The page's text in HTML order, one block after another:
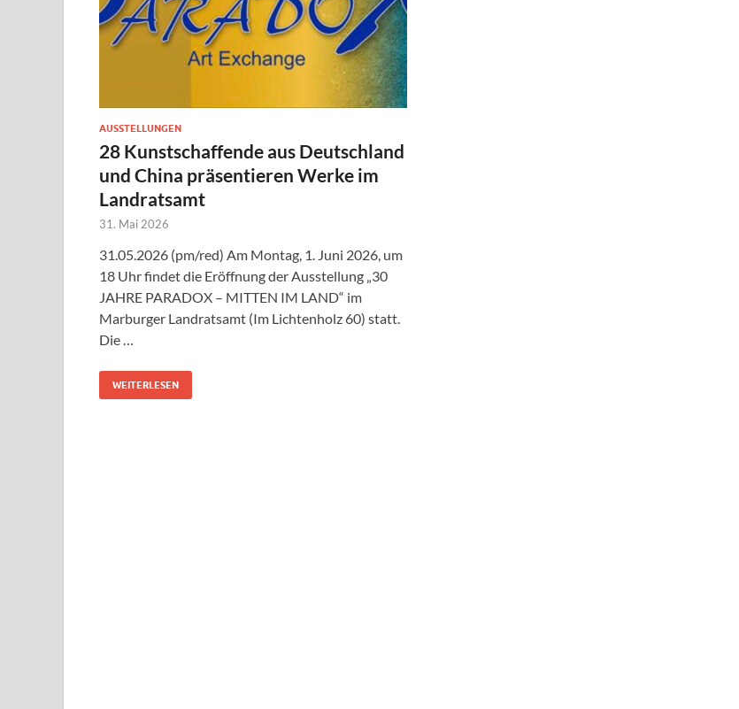
AUSSTELLUNGEN
28 Kunstschaffende aus Deutschland
und China präsentieren Werke im
Landratsamt
31. Mai 2026
31.05.2026 (pm/red) Am Montag, 1. Juni 2026, um
18 Uhr findet die Eröffnung der Ausstellung „30
JAHRE PARADOX – MITTEN IM LAND“ im
Marburger Landratsamt (Im Lichtenholz 60) statt.
Die …
WEITERLESEN